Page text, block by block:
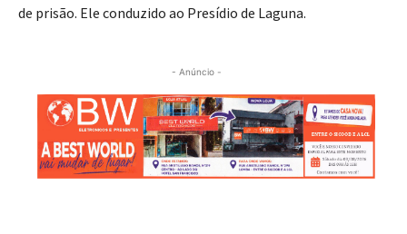
de prisão. Ele conduzido ao Presídio de Laguna.
- Anúncio -